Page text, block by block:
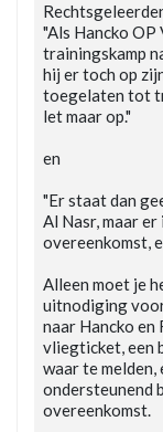
"Als Hancko
trainingskamp
hij er toch op
toegelaten tot
let maar op."
en
"Er staat dan
Al Nasr, maar
overeenkomst,
Alleen moet je
uitnodiging
naar Hancko en
vliegticket, een
waar te melden,
ondersteunend
overeenkomst.